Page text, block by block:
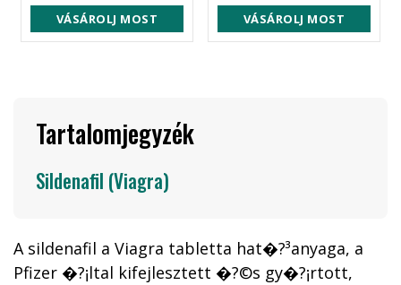
VÁSÁROLJ MOST
VÁSÁROLJ MOST
Tartalomjegyzék
Sildenafil (Viagra)
A sildenafil a Viagra tabletta hat�?³anyaga, a
Pfizer �?¡ltal kifejlesztett �?©s gy�?¡rtott,